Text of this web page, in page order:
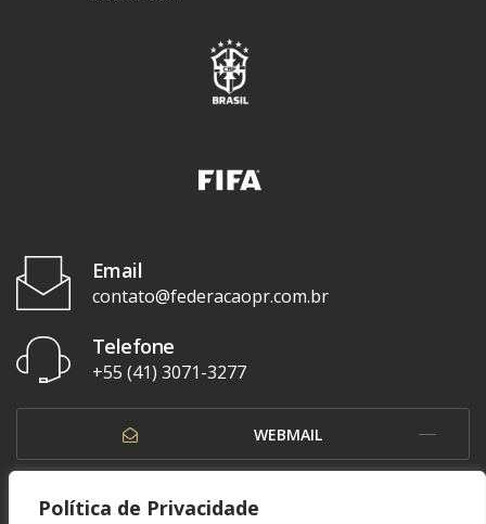
Política de Privacidade
Email
contato@federacaopr.com.br
Telefone
+55 (41) 3071-3277
WEBMAIL
OUVIDORIA